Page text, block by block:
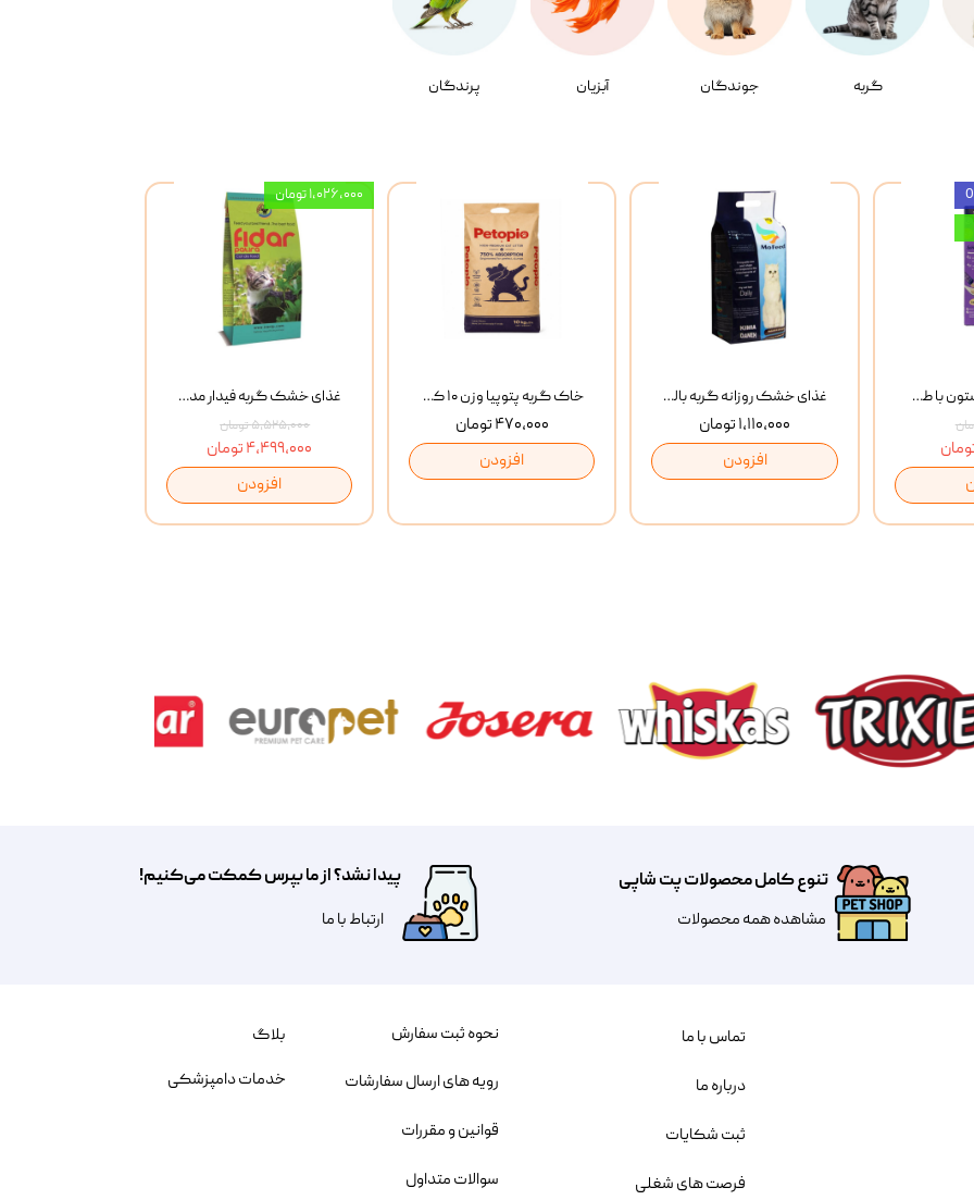
گربه جوندگان آبزیان پرندگان
غذای خشک گربه فیدار مدل Adult وزن 10 کیلوگرم
۵,۵۲۵,۰۰۰ تومان
۴,۴۹۹,۰۰۰ تومان
افزودن
۱,۰۲۶,۰۰۰ تومان
خاک گربه پتوپیا وزن ۱۰ کیلوگرم
۴۷۰,۰۰۰ تومان
افزودن
غذای خشک روزانه گربه بالغ مفید MoFeed Adult Daily Cat Food وزن 2 کیلوگرم
۱,۱۱۰,۰۰۰ تومان
افزودن
بستنی گربه وینستون با طعم مرغ و ماهی Winstone Chicken & Fish بسته 8 عددی
تنوع کامل محصولات پت شاپی
مشاهده همه محصولات
پیدا نشد؟ از ما بپرس کمکت می‌کنیم!
​​​ارتباط با ما
نحوه ثبت سفارش
رویه های ارسال سفارشات
قوانین و مقررات
سوالات متداول
تماس با ما
درباره ما
ثبت شکایات
فرصت های شغلی
بلاگ
خدمات دامپزشکی